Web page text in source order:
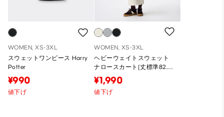
WOMEN, XS-3XL
スウェットワンピース Harry
Potter
¥990
値下げ
WOMEN, XS-3XL
ヘビーウェイトスウェット
ナロースカート(丈標準82.5
～89.5cm)
¥1,990
値下げ